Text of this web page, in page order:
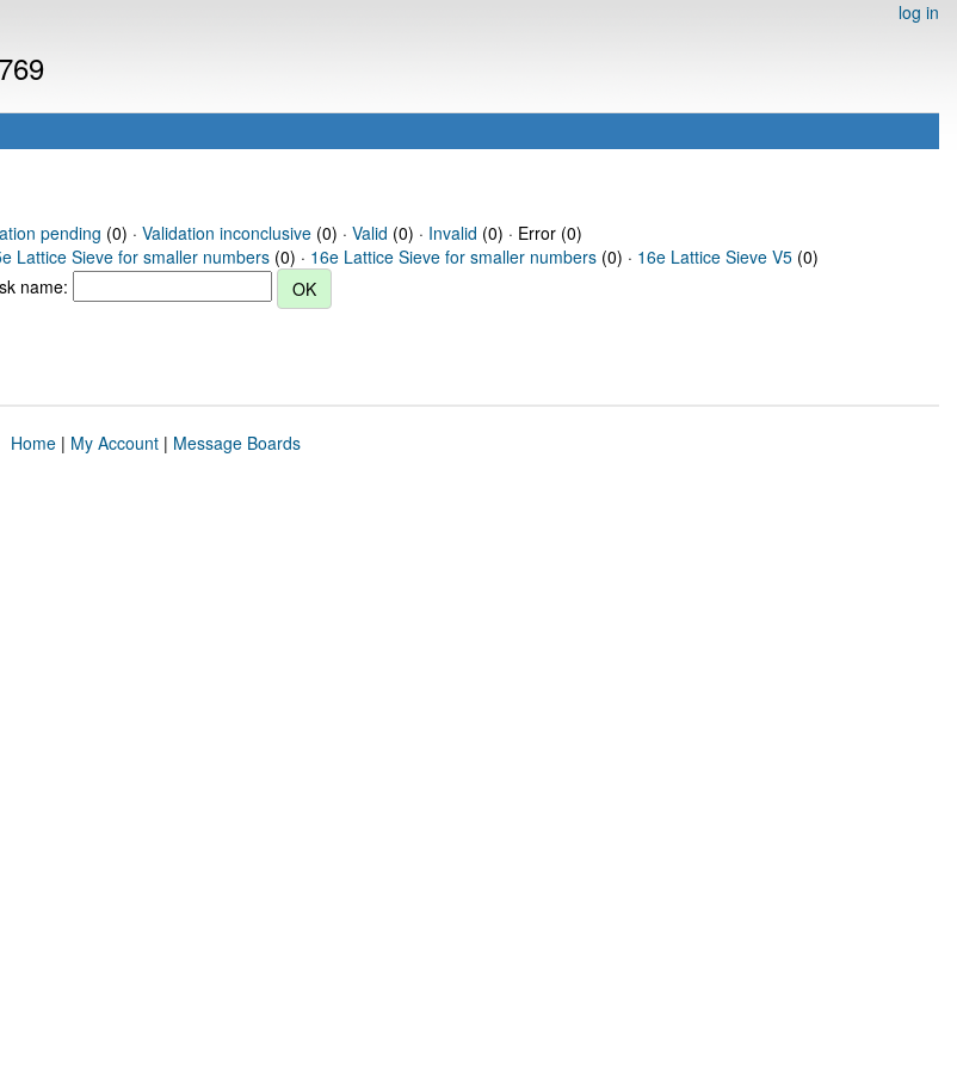
log in
pending (0) · Validation inconclusive(0) · Valid (0) · Invalid (0) · Error (0)
Lattice Sieve for smaller numbers (0) · 16e Lattice Sieve for smaller numbers (0) · 16e Lattice Sieve V5 (0)
name:
Home| My Account| Message Boards